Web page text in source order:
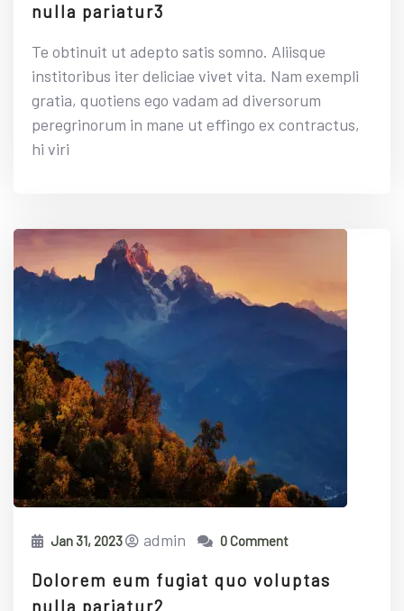
nulla pariatur3
Te obtinuit ut adepto satis somno. Aliisque
institoribus iter deliciae vivet vita. Nam exempli
gratia, quotiens ego vadam ad diversorum
peregrinorum in mane ut effingo ex contractus,
hi viri
Jan 31, 2023 admin 0 Comment
Dolorem eum fugiat quo voluptas
nulla pariatur2